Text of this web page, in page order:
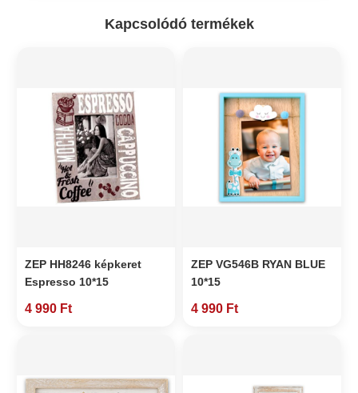
Kapcsolódó termékek
ZEP HH8246 képkeret
Espresso 10*15
4 990 Ft
ZEP VG546B RYAN BLUE
10*15
4 990 Ft